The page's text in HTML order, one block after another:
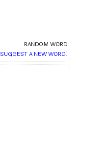
RANDOM WORD
SUGGEST A NEW WORD!